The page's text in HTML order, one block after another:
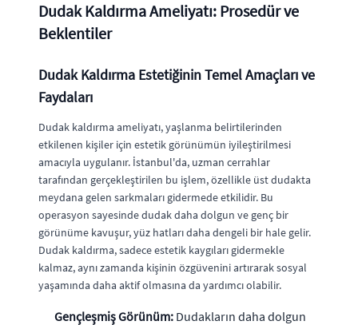
Dudak Kaldırma Ameliyatı: Prosedür ve
Beklentiler
Dudak Kaldırma Estetiğinin Temel Amaçları ve
Faydaları
Dudak kaldırma ameliyatı, yaşlanma belirtilerinden
etkilenen kişiler için estetik görünümün iyileştirilmesi
amacıyla uygulanır. İstanbul'da, uzman cerrahlar
tarafından gerçekleştirilen bu işlem, özellikle üst dudakta
meydana gelen sarkmaları gidermede etkilidir. Bu
operasyon sayesinde dudak daha dolgun ve genç bir
görünüme kavuşur, yüz hatları daha dengeli bir hale gelir.
Dudak kaldırma, sadece estetik kaygıları gidermekle
kalmaz, aynı zamanda kişinin özgüvenini artırarak sosyal
yaşamında daha aktif olmasına da yardımcı olabilir.
Gençleşmiş Görünüm: Dudakların daha dolgun